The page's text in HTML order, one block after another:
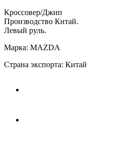
Кроссовер/Джип
Производство Китай.
Левый руль.
Марка: MAZDA
Страна экспорта: Китай